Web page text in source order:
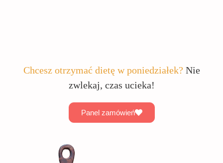
Chcesz otrzymać dietę w poniedziałek? Nie
zwlekaj, czas ucieka!
Panel zamówień